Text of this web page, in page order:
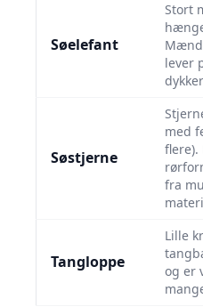
Søelefant
Stort
lever
Søstjerne
med
flere).
fra
Tangloppe
Lille
og er